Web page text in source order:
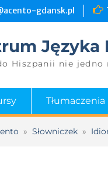
gdansk.pl
Języka
Hiszpanii nie jedno
Tłumaczenia
» Słowniczek »